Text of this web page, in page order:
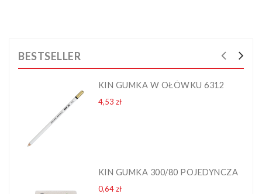
BESTSELLER
KIN GUMKA W OŁÓWKU 6312
4,53 złCena
KIN GUMKA 300/80 POJEDYNCZA
0,64 złCena